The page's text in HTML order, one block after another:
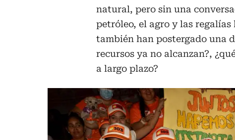
natural, pero sin una
petróleo, el agro y las
también han postergado una
recursos ya no alcanzan?,
a largo plazo?